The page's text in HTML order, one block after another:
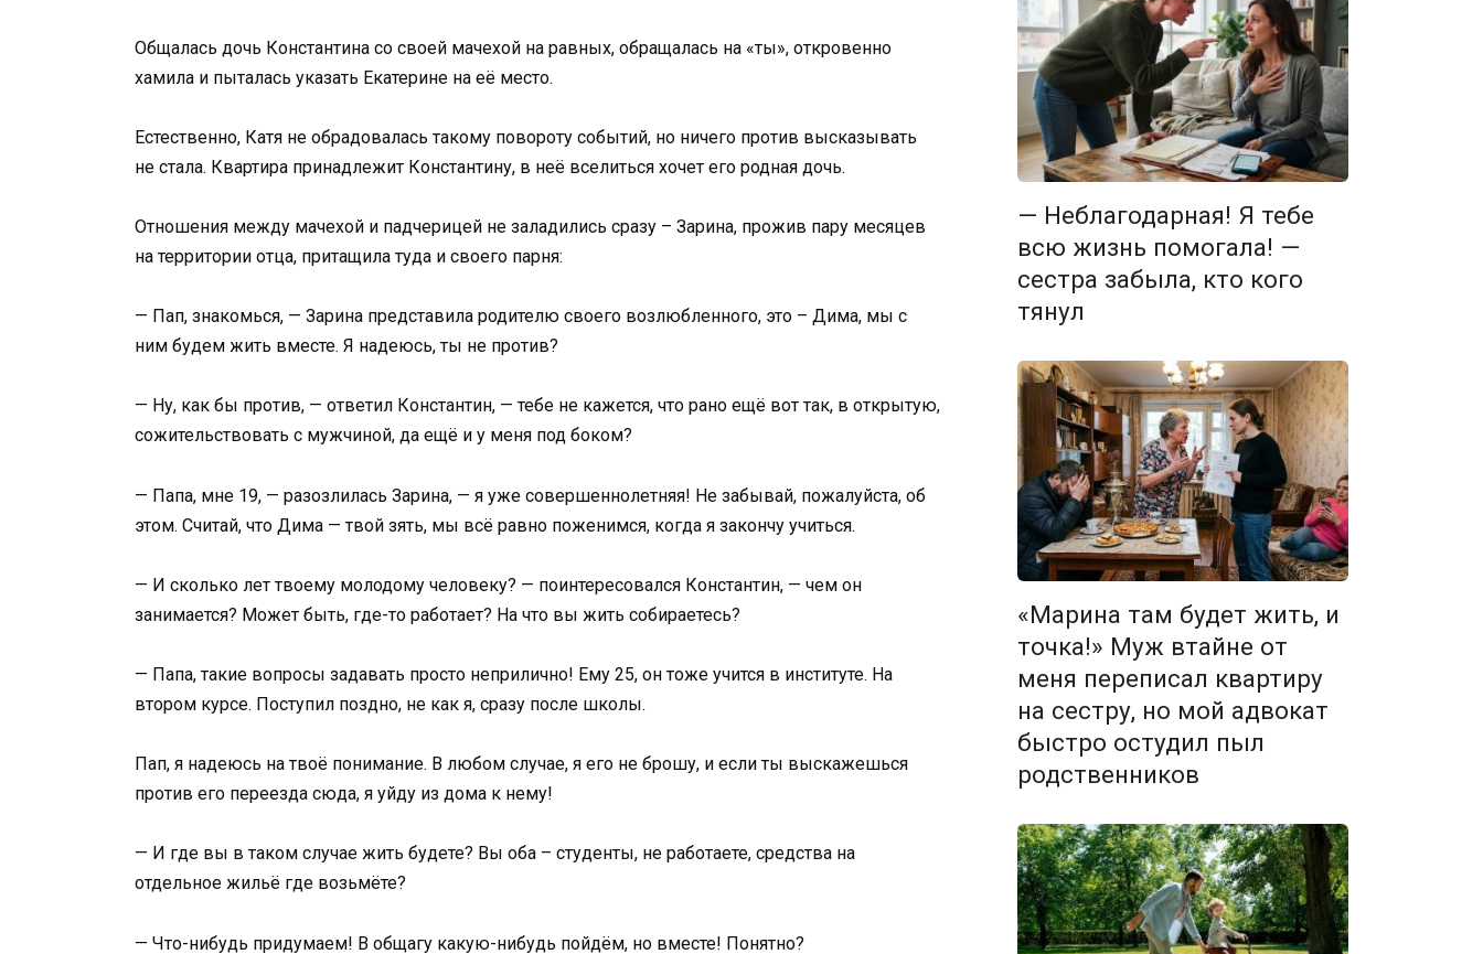
Общалась дочь Константина со своей мачехой на равных, обращалась на «ты», откровенно
хамила и пыталась указать Екатерине на её место.
Естественно, Катя не обрадовалась такому повороту событий, но ничего против высказывать
не стала. Квартира принадлежит Константину, в неё вселиться хочет его родная дочь.
Отношения между мачехой и падчерицей не заладились сразу – Зарина, прожив пару месяцев
на территории отца, притащила туда и своего парня:
— Пап, знакомься, — Зарина представила родителю своего возлюбленного, это – Дима, мы с
ним будем жить вместе. Я надеюсь, ты не против?
— Ну, как бы против, — ответил Константин, — тебе не кажется, что рано ещё вот так, в открытую,
сожительствовать с мужчиной, да ещё и у меня под боком?
— Папа, мне 19, — разозлилась Зарина, — я уже совершеннолетняя! Не забывай, пожалуйста, об
этом. Считай, что Дима — твой зять, мы всё равно поженимся, когда я закончу учиться.
— И сколько лет твоему молодому человеку? — поинтересовался Константин, — чем он
занимается? Может быть, где-то работает? На что вы жить собираетесь?
— Папа, такие вопросы задавать просто неприлично! Ему 25, он тоже учится в институте. На
втором курсе. Поступил поздно, не как я, сразу после школы.
Пап, я надеюсь на твоё понимание. В любом случае, я его не брошу, и если ты выскажешься
против его переезда сюда, я уйду из дома к нему!
— И где вы в таком случае жить будете? Вы оба – студенты, не работаете, средства на
отдельное жильё где возьмёте?
— Что-нибудь придумаем! В общагу какую-нибудь пойдём, но вместе! Понятно?
— Неблагодарная! Я тебе
всю жизнь помогала! —
сестра забыла, кто кого
тянул
«Марина там будет жить, и
точка!» Муж втайне от
меня переписал квартиру
на сестру, но мой адвокат
быстро остудил пыл
родственников